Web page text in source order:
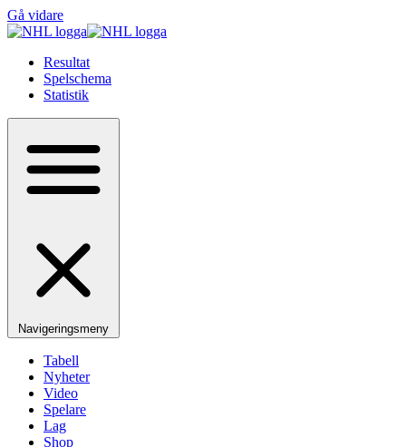
Gå vidare
Resultat
Spelschema
Statistik
Navigeringsmeny
Tabell
Nyheter
Video
Spelare
Lag
Shop